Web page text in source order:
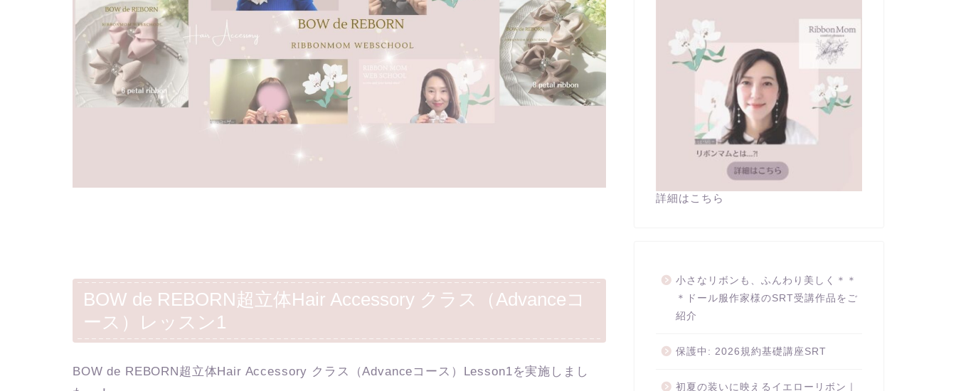
BOW de REBORN超立体Hair Accessory クラス（Advanceコ
ース）レッスン1
BOW de REBORN超立体Hair Accessory クラス（Advanceコース）Lesson1を実施しまし
詳細はこちら
小さなリボンも、ふんわり美しく＊＊
＊ドール服作家様のSRT受講作品をご
紹介
保護中: 2026規約基礎講座SRT
初夏の装いに映えるイエローリボン｜